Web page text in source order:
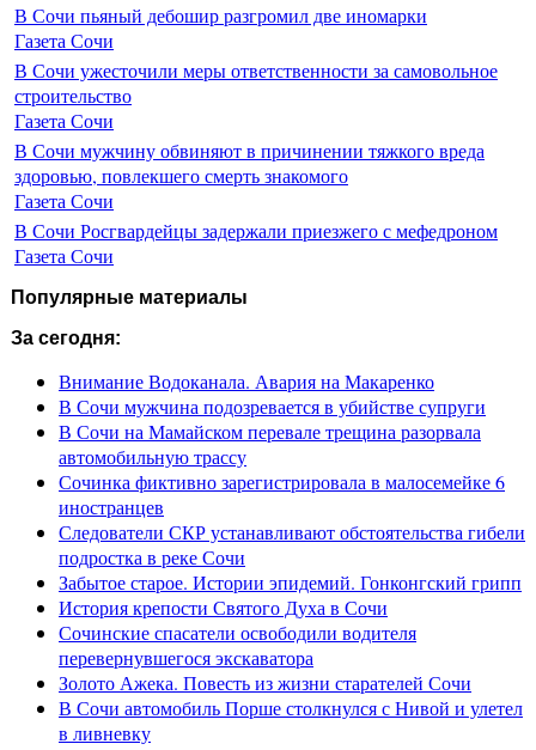
В Сочи пьяный дебошир разгромил две иномарки
Газета Сочи
В Сочи ужесточили меры ответственности за самовольное
строительство
Газета Сочи
В Сочи мужчину обвиняют в причинении тяжкого вреда
здоровью, повлекшего смерть знакомого
Газета Сочи
В Сочи Росгвардейцы задержали приезжего с мефедроном
Газета Сочи
Популярные материалы
За сегодня:
Внимание Водоканала. Авария на Макаренко
В Сочи мужчина подозревается в убийстве супруги
В Сочи на Мамайском перевале трещина разорвала
автомобильную трассу
Сочинка фиктивно зарегистрировала в малосемейке 6
иностранцев
Следователи СКР устанавливают обстоятельства гибели
подростка в реке Сочи
Забытое старое. Истории эпидемий. Гонконгский грипп
История крепости Святого Духа в Сочи
Сочинские спасатели освободили водителя
перевернувшегося экскаватора
Золото Ажека. Повесть из жизни старателей Сочи
В Сочи автомобиль Порше столкнулся с Нивой и улетел
в ливневку